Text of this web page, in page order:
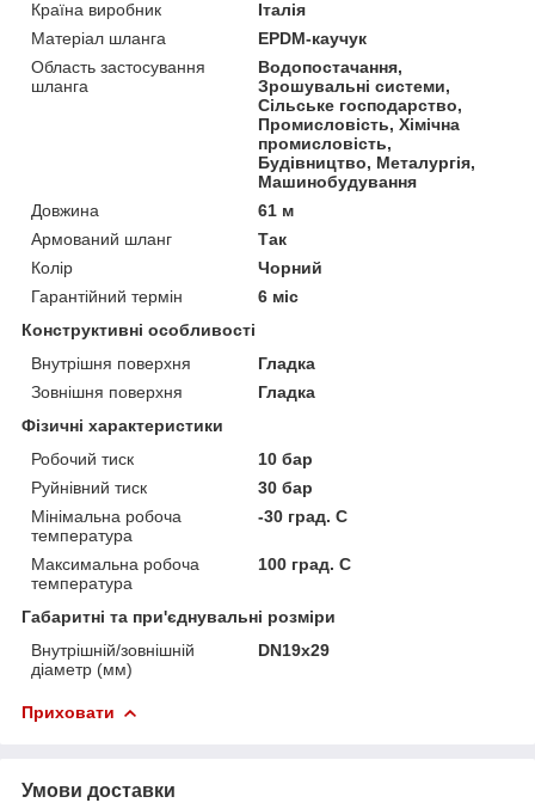
Країна виробник
Італія
Матеріал шланга
EPDM-каучук
Область застосування
шланга
Водопостачання,
Зрошувальні системи,
Сільське господарство,
Промисловість, Хімічна
промисловість,
Будівництво, Металургія,
Машинобудування
Довжина
61 м
Армований шланг
Так
Колір
Чорний
Гарантійний термін
6 міс
Конструктивні особливості
Внутрішня поверхня
Гладка
Зовнішня поверхня
Гладка
Фізичні характеристики
Робочий тиск
10 бар
Руйнівний тиск
30 бар
Мінімальна робоча
температура
-30 град. C
Максимальна робоча
температура
100 град. C
Габаритні та при'єднувальні розміри
Внутрішній/зовнішній
діаметр (мм)
DN19x29
Приховати
Умови доставки